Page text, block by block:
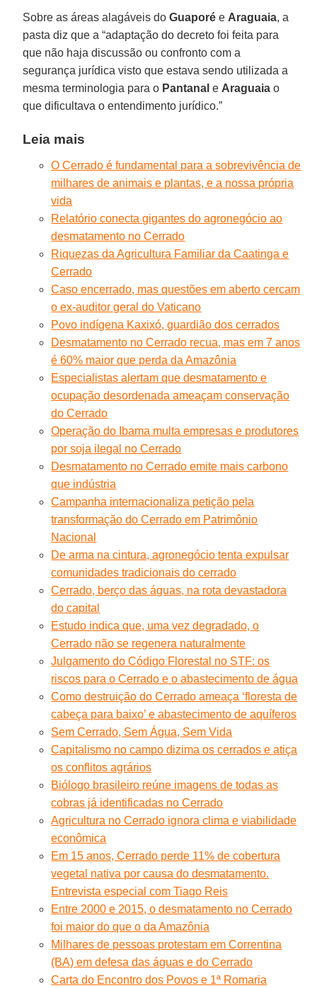
Sobre as áreas alagáveis doGuaporé e Araguaia, a
pasta diz que a “adaptação do decreto foi feita para
que não haja discussão ou confronto com a
segurança jurídica visto que estava sendo utilizada a
mesma terminologia para o Pantanal e Araguaia o
que dificultava o entendimento jurídico.”
Leia mais
O Cerrado é fundamental para a sobrevivência de
milhares de animais e plantas, e a nossa própria
vida
Relatório conecta gigantes do agronegócio ao
desmatamento no Cerrado
Riquezas da Agricultura Familiar da Caatinga e
Cerrado
Caso encerrado, mas questões em aberto cercam
o ex-auditor geral do Vaticano
Povo indígena Kaxixó, guardião dos cerrados
Desmatamento no Cerrado recua, mas em 7 anos
é 60% maior que perda da Amazônia
Especialistas alertam que desmatamento e
ocupação desordenada ameaçam conservação
do Cerrado
Operação do Ibama multa empresas e produtores
por soja ilegal no Cerrado
Desmatamento no Cerrado emite mais carbono
que indústria
Campanha internacionaliza petição pela
transformação do Cerrado em Patrimônio
Nacional
De arma na cintura, agronegócio tenta expulsar
comunidades tradicionais do cerrado
Cerrado, berço das águas, na rota devastadora
do capital
Estudo indica que, uma vez degradado, o
Cerrado não se regenera naturalmente
Julgamento do Código Florestal no STF: os
riscos para o Cerrado e o abastecimento de água
Como destruição do Cerrado ameaça ‘floresta de
cabeça para baixo’ e abastecimento de aquíferos
Sem Cerrado, Sem Água, Sem Vida
Capitalismo no campo dizima os cerrados e atiça
os conflitos agrários
Biólogo brasileiro reúne imagens de todas as
cobras já identificadas no Cerrado
Agricultura no Cerrado ignora clima e viabilidade
econômica
Em 15 anos, Cerrado perde 11% de cobertura
vegetal nativa por causa do desmatamento.
Entrevista especial com Tiago Reis
Entre 2000 e 2015, o desmatamento no Cerrado
foi maior do que o da Amazônia
Milhares de pessoas protestam em Correntina
(BA) em defesa das águas e do Cerrado
Carta do Encontro dos Povos e 1ª Romaria